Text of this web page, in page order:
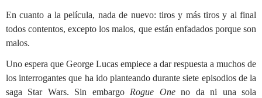
En cuanto a la película, nada de nuevo: tiros y más tiros y al final
todos contentos, excepto los malos, que están enfadados porque son
malos.
Uno espera que George Lucas empiece a dar respuesta a muchos de
los interrogantes que ha ido planteando durante siete episodios de la
saga Star Wars. Sin embargo Rogue Oneno da ni una sola